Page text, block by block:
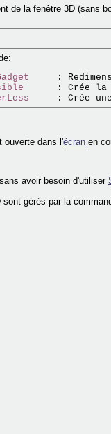
de la fenêtre 3D (sans
:
: Crée la
ouverte dans l'écran en
avoir besoin d'utiliser
gérés par la